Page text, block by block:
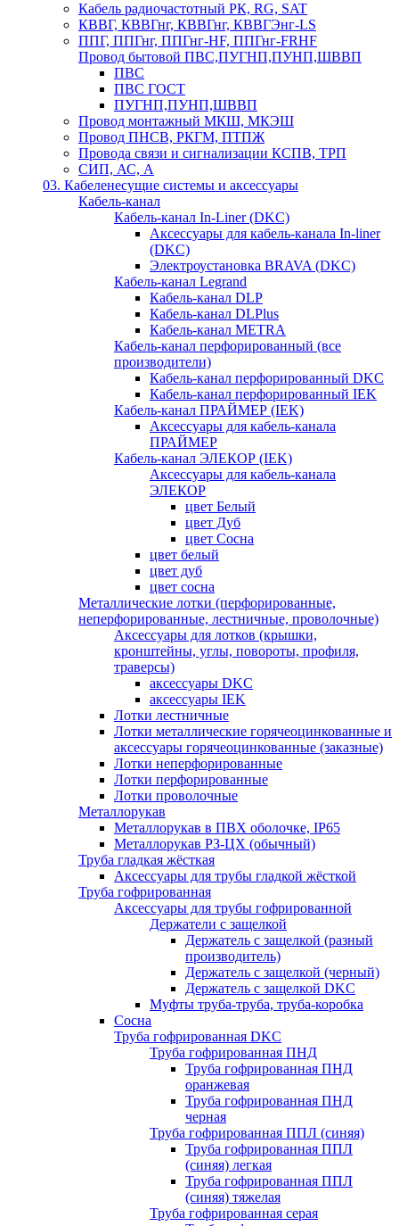
Кабель радиочастотный РК, RG, SAT
КВВГ, КВВГнг, КВВГнг, КВВГЭнг-LS
ППГ, ППГнг, ППГнг-HF, ППГнг-FRHF
Провод бытовой ПВС,ПУГНП,ПУНП,ШВВП
ПВС
ПВС ГОСТ
ПУГНП,ПУНП,ШВВП
Провод монтажный МКШ, МКЭШ
Провод ПНСВ, РКГМ, ПТПЖ
Провода связи и сигнализации КСПВ, ТРП
СИП, АС, А
03. Кабеленесущие системы и аксессуары
Кабель-канал
Кабель-канал In-Liner (DKC)
Аксессуары для кабель-канала In-liner
(DKC)
Электроустановка BRAVA (DKC)
Кабель-канал Legrand
Кабель-канал DLP
Кабель-канал DLPlus
Кабель-канал METRA
Кабель-канал перфорированный (все
производители)
Кабель-канал перфорированный DKC
Кабель-канал перфорированный IEK
Кабель-канал ПРАЙМЕР (IEK)
Аксессуары для кабель-канала
ПРАЙМЕР
Кабель-канал ЭЛЕКОР (IEK)
Аксессуары для кабель-канала
ЭЛЕКОР
цвет Белый
цвет Дуб
цвет Сосна
цвет белый
цвет дуб
цвет сосна
Металлические лотки (перфорированные,
неперфорированные, лестничные, проволочные)
Аксессуары для лотков (крышки,
кронштейны, углы, повороты, профиля,
траверсы)
аксессуары DKC
аксессуары IEK
Лотки лестничные
Лотки металлические горячеоцинкованные и
аксессуары горячеоцинкованные (заказные)
Лотки неперфорированные
Лотки перфорированные
Лотки проволочные
Металлорукав
Металлорукав в ПВХ оболочке, IP65
Металлорукав РЗ-ЦХ (обычный)
Труба гладкая жёсткая
Аксессуары для трубы гладкой жёсткой
Труба гофрированная
Аксессуары для трубы гофрированной
Держатели с защелкой
Держатель с защелкой (разный
производитель)
Держатель с защелкой (черный)
Держатель с защелкой DKC
Муфты труба-труба, труба-коробка
Сосна
Труба гофрированная DKC
Труба гофрированная ПНД
Труба гофрированная ПНД
оранжевая
Труба гофрированная ПНД
черная
Труба гофрированная ППЛ (синяя)
Труба гофрированная ППЛ
(синяя) легкая
Труба гофрированная ППЛ
(синяя) тяжелая
Труба гофрированная серая